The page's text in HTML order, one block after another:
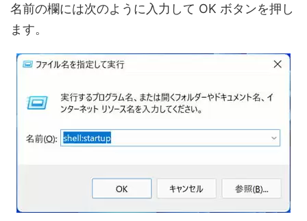
名前の欄には次のように入力して OK ボタンを押し
ます。